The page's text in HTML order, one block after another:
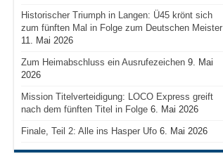
Historischer Triumph in Langen: Ü45 krönt sich
zum fünften Mal in Folge zum Deutschen Meister
11. Mai 2026
Zum Heimabschluss ein Ausrufezeichen 9. Mai
2026
Mission Titelverteidigung: LOCO Express greift
nach dem fünften Titel in Folge 6. Mai 2026
Finale, Teil 2: Alle ins Hasper Ufo 6. Mai 2026